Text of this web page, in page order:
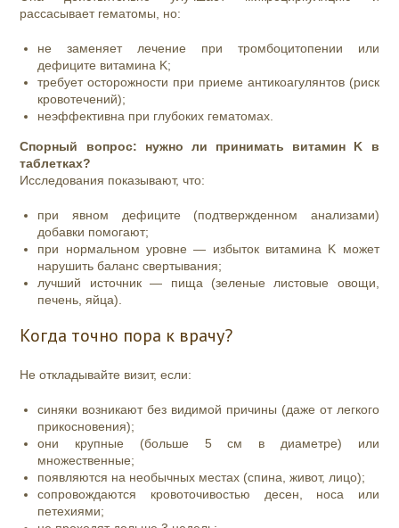
рассасывает гематомы, но:
не заменяет лечение при тромбоцитопении или
дефиците витамина K;
требует осторожности при приеме антикоагулянтов (риск
кровотечений);
неэффективна при глубоких гематомах.
Спорный вопрос: нужно ли принимать витамин K в
таблетках?
Исследования показывают, что:
при явном дефиците (подтвержденном анализами)
добавки помогают;
при нормальном уровне — избыток витамина K может
нарушить баланс свертывания;
лучший источник — пища (зеленые листовые овощи,
печень, яйца).
Когда точно пора к врачу?
Не откладывайте визит, если:
синяки возникают без видимой причины (даже от легкого
прикосновения);
они крупные (больше 5 см в диаметре) или
множественные;
появляются на необычных местах (спина, живот, лицо);
сопровождаются кровоточивостью десен, носа или
петехиями;